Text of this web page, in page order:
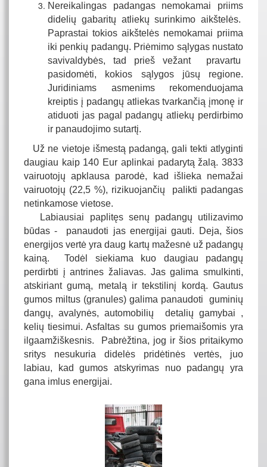
Nereikalingas padangas nemokamai priims
didelių gabaritų atliekų surinkimo aikštelės.
Paprastai tokios aikštelės nemokamai priima
iki penkių padangų. Priėmimo sąlygas nustato
savivaldybės, tad prieš vežant pravartu
pasidomėti, kokios sąlygos jūsų regione.
Juridiniams asmenims rekomenduojama
kreiptis į padangų atliekas tvarkančią įmonę ir
atiduoti jas pagal padangų atliekų perdirbimo
ir panaudojimo sutartį.
Už ne vietoje išmestą padangą, gali tekti atlyginti
daugiau kaip 140 Eur aplinkai padarytą žalą. 3833
vairuotojų apklausa parodė, kad išlieka nemažai
vairuotojų (22,5 %), rizikuojančių palikti padangas
netinkamose vietose.
Labiausiai paplitęs senų padangų utilizavimo
būdas - panaudoti jas energijai gauti. Deja, šios
energijos vertė yra daug kartų mažesnė už padangų
kainą. Todėl siekiama kuo daugiau padangų
perdirbti į antrines žaliavas. Jas galima smulkinti,
atskiriant gumą, metalą ir tekstilinį kordą. Gautus
gumos miltus (granules) galima panaudoti guminių
dangų, avalynės, automobilių detalių gamybai ,
kelių tiesimui. Asfaltas su gumos priemaišomis yra
ilgaamžiškesnis. Pabrėžtina, jog ir šios pritaikymo
sritys nesukuria didelės pridėtinės vertės, juo
labiau, kad gumos atskyrimas nuo padangų yra
gana imlus energijai.